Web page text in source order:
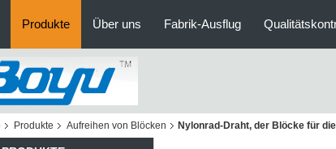
Produkte Über uns Fabrik-Ausflug
Produkte Aufreihen von Blöcken Nylonrad-Draht, der Blöcke für